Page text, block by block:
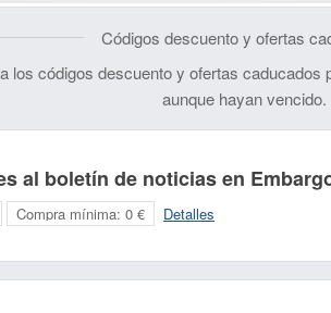
Códigos descuento y ofertas
los códigos descuento y ofertas caducados
aunque hayan vencido.
al boletín de noticias en
Compra mínima: 0 € Detalles